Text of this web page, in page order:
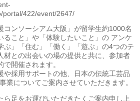
portal/422/event/2647/
コンソーシアム大阪」が留学生約1000名
ること」や「体験したいこと」の アンケ
ぶ」「住む」「働く」「遊ぶ」の4つのテ
材との出会いの場の提供と共に、参加者
開催されます。
や採用サポートの他、日本の伝統工芸品
業についてご案内させていただきます。
ら足をお運びいただきたくご案内申し上